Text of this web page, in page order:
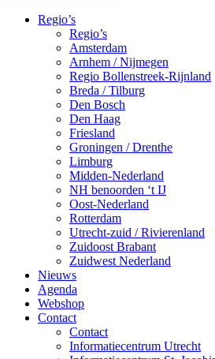
Regio’s
Regio’s
Amsterdam
Arnhem / Nijmegen
Regio Bollenstreek-Rijnland
Breda / Tilburg
Den Bosch
Den Haag
Friesland
Groningen / Drenthe
Limburg
Midden-Nederland
NH benoorden ‘t IJ
Oost-Nederland
Rotterdam
Utrecht-zuid / Rivierenland
Zuidoost Brabant
Zuidwest Nederland
Nieuws
Agenda
Webshop
Contact
Contact
Informatiecentrum Utrecht